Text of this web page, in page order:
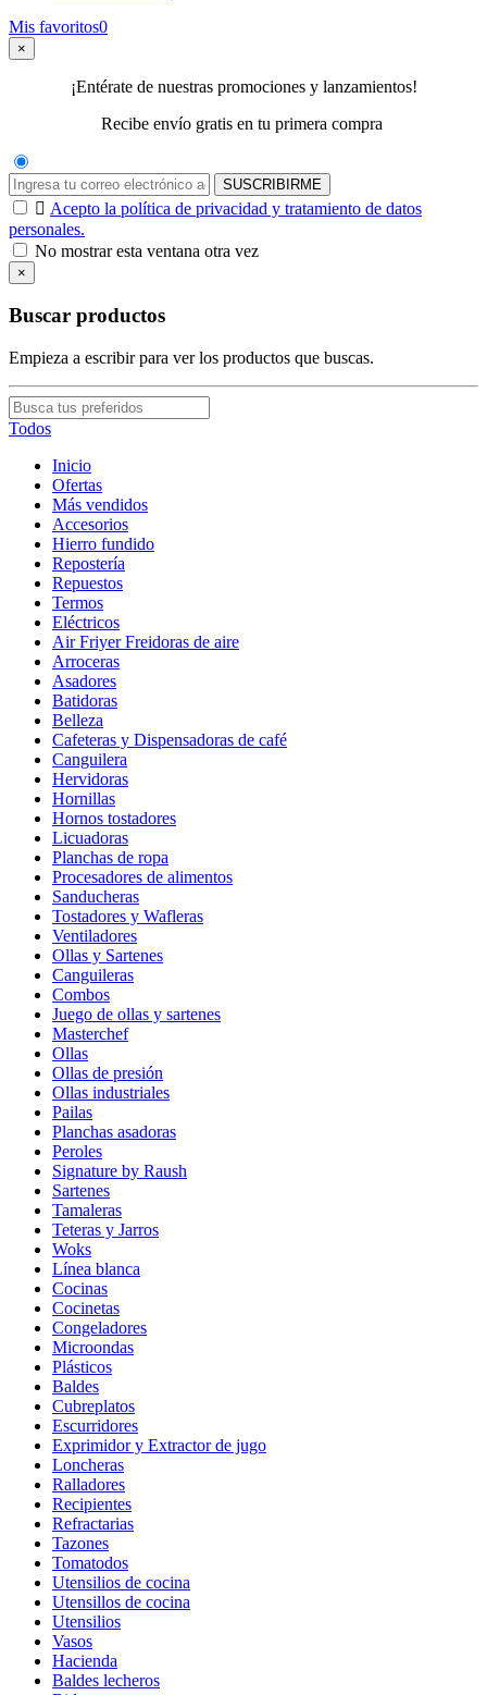
Mis favoritos0
×
¡Entérate de nuestras promociones y lanzamientos!
Recibe envío gratis en tu primera compra
SUSCRIBIRME
 Acepto la política de privacidad y tratamiento de datos
personales.
No mostrar esta ventana otra vez
×
Buscar productos
Empieza a escribir para ver los productos que buscas.
Todos
Inicio
Ofertas
Más vendidos
Accesorios
Hierro fundido
Repostería
Repuestos
Termos
Eléctricos
Air Friyer Freidoras de aire
Arroceras
Asadores
Batidoras
Belleza
Cafeteras y Dispensadoras de café
Canguilera
Hervidoras
Hornillas
Hornos tostadores
Licuadoras
Planchas de ropa
Procesadores de alimentos
Sanducheras
Tostadores y Wafleras
Ventiladores
Ollas y Sartenes
Canguileras
Combos
Juego de ollas y sartenes
Masterchef
Ollas
Ollas de presión
Ollas industriales
Pailas
Planchas asadoras
Peroles
Signature by Raush
Sartenes
Tamaleras
Teteras y Jarros
Woks
Línea blanca
Cocinas
Cocinetas
Congeladores
Microondas
Plásticos
Baldes
Cubreplatos
Escurridores
Exprimidor y Extractor de jugo
Loncheras
Ralladores
Recipientes
Refractarias
Tazones
Tomatodos
Utensilios de cocina
Utensillos de cocina
Utensilios
Vasos
Hacienda
Baldes lecheros